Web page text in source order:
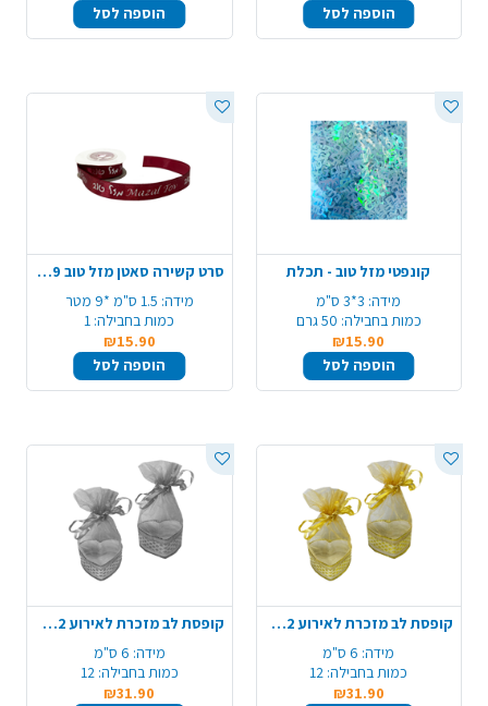
הוספה לסל
הוספה לסל
קונפטי מזל טוב - תכלת
מידה: 3*3 ס"מ
כמות בחבילה: 50 גרם
₪15.90
הוספה לסל
סרט קשירה סאטן מזל טוב 9 מ' - בורדו כיתוב כסף
מידה: 1.5 ס"מ *9 מטר
כמות בחבילה: 1
₪15.90
הוספה לסל
קופסת לב מזכרת לאירוע 12 יח' - זהב
מידה: 6 ס"מ
כמות בחבילה: 12
₪31.90
קופסת לב מזכרת לאירוע 12 יח' - כסף
מידה: 6 ס"מ
כמות בחבילה: 12
₪31.90